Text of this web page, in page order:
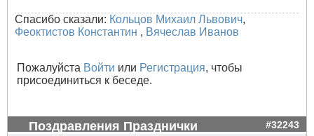
Спасибо сказали: Кольцов Михаил Львович,
Феоктистов Константин , Вячеслав Иванов
Пожалуйста Войти или Регистрация, чтобы
присоединиться к беседе.
Поздравления Празднички #32243